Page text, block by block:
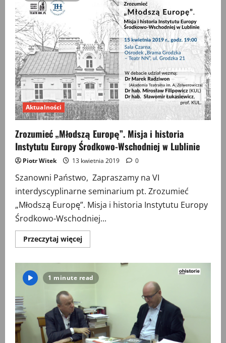
historia
Instytutu
Europy
Środkowo-
Wschodniej
w
Lublinie
Aktualności
Zrozumieć „Młodszą Europę”. Misja i historia
Instytutu Europy Środkowo-Wschodniej w Lublinie
Piotr Witek 13 kwietnia 2019 0
Szanowni Państwo, Zapraszamy na VI
interdyscyplinarne seminarium pt. Zrozumieć
„Młodszą Europę”. Misja i historia Instytutu Europy
Środkowo-Wschodniej...
Przeczytaj więcejPrzeczytaj
więcej
Europę”.
Misja
Europy
Środkowo-
Wschodniej
w
Lublinie
1 minute read